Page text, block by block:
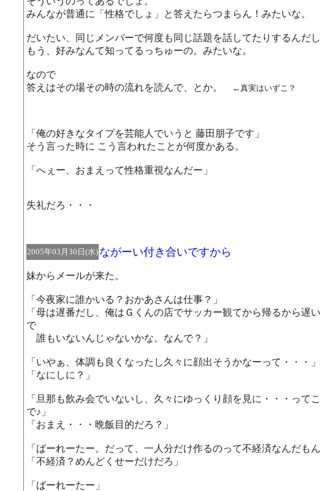
みんなが普通に「性格でしょ」と答えたらつまらん！みたいな。
だいたい、同じメンバーで何度も同じ話題を話してたりするんだし
もう、好みなんて知ってるっちゅーの。みたいな。
なので
答えはその場その時の流れを読んで、とか。
←真実はいずこ？
「俺の好きなタイプを芸能人でいうと 藤田朋子です」
そう言った時に こう言われたことが何度かある。
「へぇー、おまえって性格重視なんだー」
失礼だろ・・・
2005年03月30日(水) ながーい付き合いですから
妹からメールが来た。
「今夜家に誰かいる？おかあさんは仕事？」
「母は遅番だし、俺はＧくんの店でサッカー観てから帰るから遅
で
誰もいないんじゃないかな。なんで？」
「いやぁ、体調も良くなったし久々に顔出そうかなーって・・・」
「なにしに？」
「旦那も飲み会でいないし、久々にゆっくり顔を見に・・・って
で♪」
「おまえ・・・晩飯目的だろ？」
「ばーれーたー。だって、一人分だけ作るのって不経済なんだも
「不経済？めんどくせーだけだろ」
「ばーれーたー」